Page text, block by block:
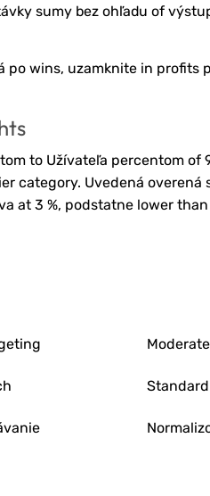
sumy bez ohľadu of
po wins, uzamknite in profits
to Užívateľa percentom of
category. Uvedená
at 3 %, podstatne lower
Moderate
Standard